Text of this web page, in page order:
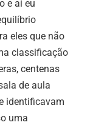
e aí eu
eles que não
classificação
centenas
de aula
identificavam
uma